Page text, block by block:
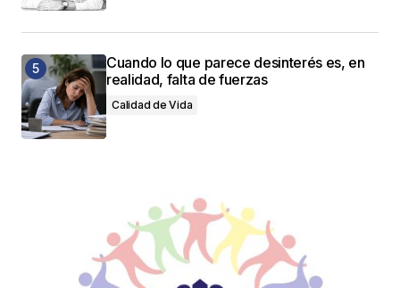
Cuando lo que parece desinterés es, en
realidad, falta de fuerzas
Calidad de Vida